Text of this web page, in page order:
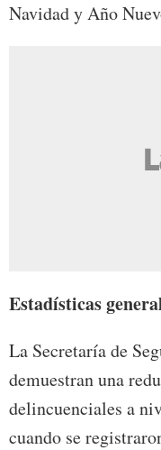
Navidad y Año
Estadísticas
La Secretaría de
demuestran una
delincuenciales a
cuando se